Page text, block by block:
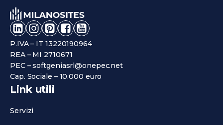
P.IVA – IT 13220190964
REA – MI 2710671
PEC – softgeniasrl@onepec.net
Cap. Sociale – 10.000 euro
Link utili
Servizi